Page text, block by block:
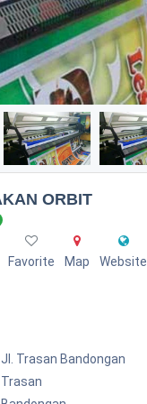
ORBIT
Favorite Map Website
Jl. Trasan Bandongan
Trasan